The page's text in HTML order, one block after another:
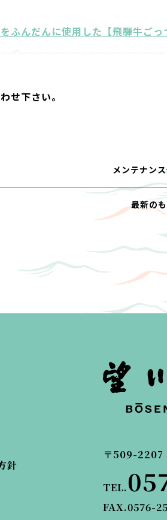
んだんに使用した【飛騨牛ご
せ下さい。
メンテナン
最新の
針
〒509-2207
TEL.
FAX.0576-